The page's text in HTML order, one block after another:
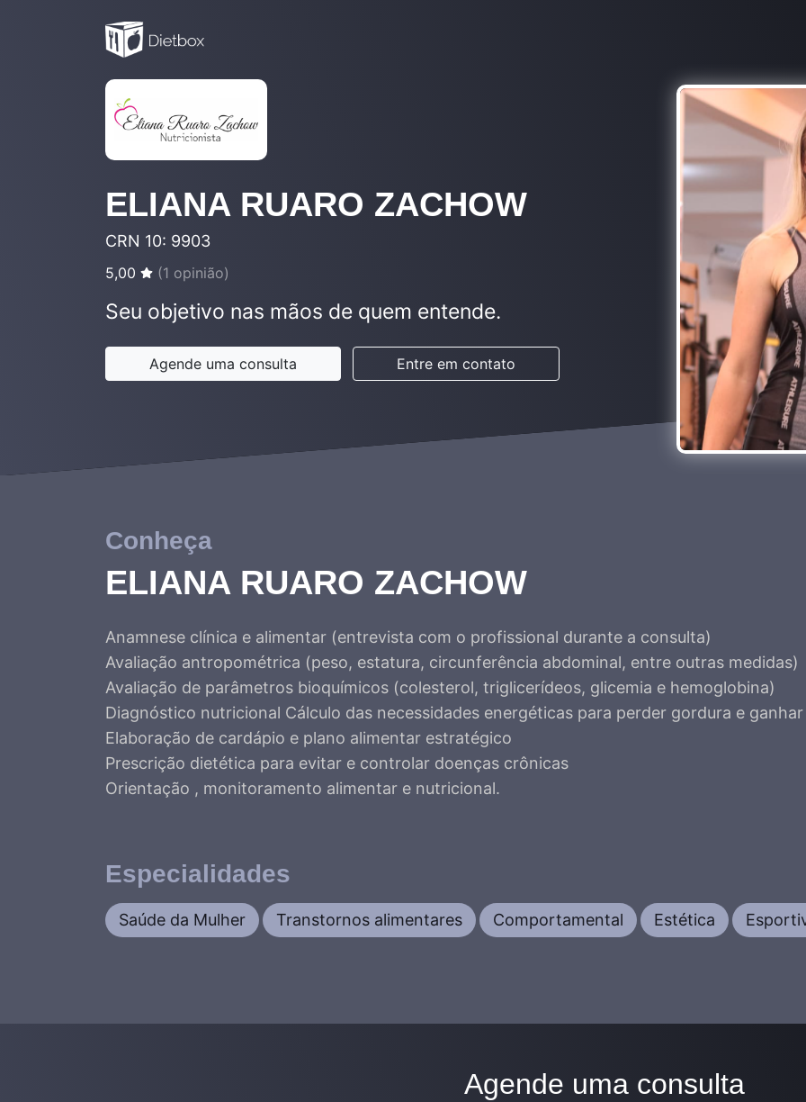
ELIANA RUARO ZACHOW
CRN 10: 9903
5,00 (1 opinião)
Seu objetivo nas mãos de quem entende.
Agende uma consulta Entre em contato
Conheça
ELIANA RUARO ZACHOW
Anamnese clínica e alimentar (entrevista com o profissional durante a consulta)
Avaliação antropométrica (peso, estatura, circunferência abdominal, entre outras medidas)
Avaliação de parâmetros bioquímicos (colesterol, triglicerídeos, glicemia e hemoglobina)
Diagnóstico nutricional Cálculo das necessidades energéticas para perder gordura e
Elaboração de cardápio e plano alimentar estratégico
Prescrição dietética para evitar e controlar doenças crônicas
Orientação , monitoramento alimentar e nutricional.
Especialidades
Saúde da Mulher Transtornos alimentares Comportamental Estética
Agende uma consulta